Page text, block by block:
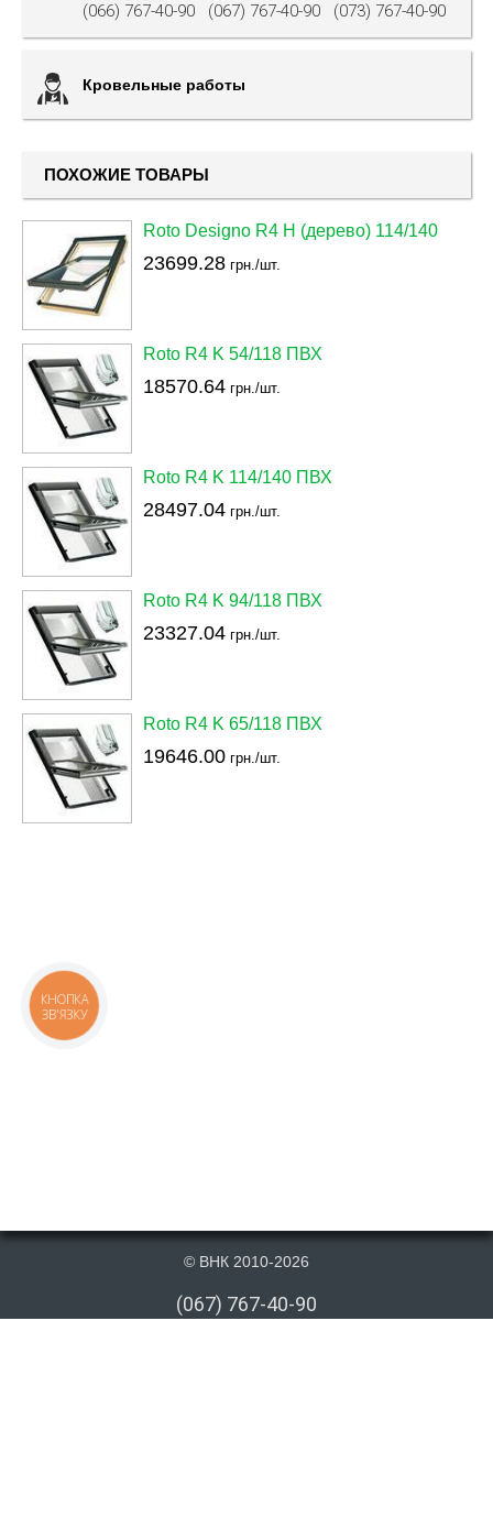
(066) 767-40-90 (067) 767-40-90 (073) 767-40-90
Кровельные работы
ПОХОЖИЕ ТОВАРЫ
Roto Designo R4 H (дерево) 114/140
23699.28 грн./шт.
Roto R4 K 54/118 ПВХ
18570.64 грн./шт.
Roto R4 K 114/140 ПВХ
28497.04 грн./шт.
Roto R4 K 94/118 ПВХ
23327.04 грн./шт.
Roto R4 K 65/118 ПВХ
19646.00 грн./шт.
© ВНК 2010-2026
(067) 767-40-90
КНОПКА
ЗВ'ЯЗКУ